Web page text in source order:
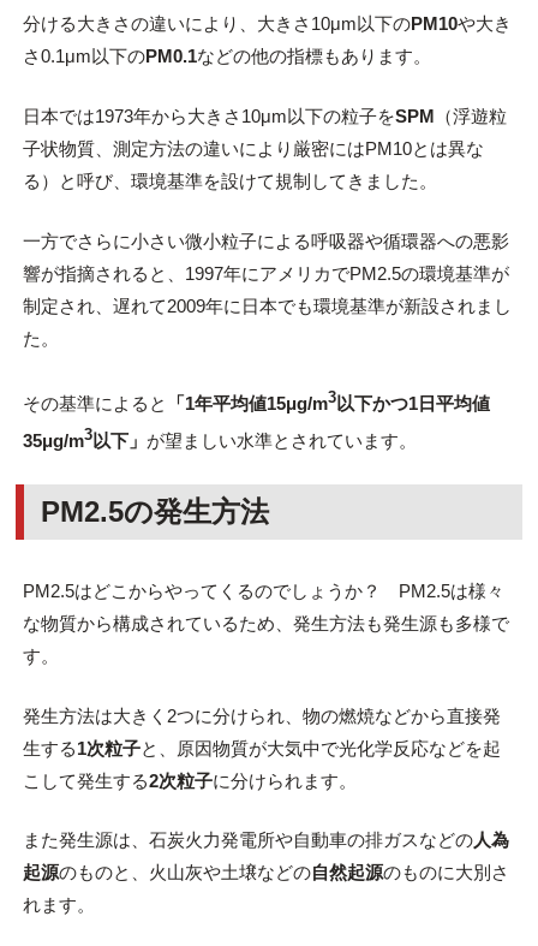
分ける大きさの違いにより、大きさ10μm以下のPM10や大き
さ0.1μm以下のPM0.1などの他の指標もあります。
日本では1973年から大きさ10μm以下の粒子をSPM （浮遊粒
子状物質、測定方法の違いにより厳密にはPM10とは異な
る）と呼び、環境基準を設けて規制してきました。
一方でさらに小さい微小粒子による呼吸器や循環器への悪影
響が指摘されると、1997年にアメリカでPM2.5の環境基準が
制定され、遅れて2009年に日本でも環境基準が新設されまし
た。
その基準によると 「1年平均値15μg/m3以下かつ1日平均値
35μg/m3以下」 が望ましい水準とされています。
PM2.5の発生方法
PM2.5はどこからやってくるのでしょうか？ PM2.5は様々
な物質から構成されているため、発生方法も発生源も多様で
す。
発生方法は大きく2つに分けられ、物の燃焼などから直接発
生する1次粒子と、原因物質が大気中で光化学反応などを起
こして発生する2次粒子に分けられます。
また発生源は、石炭火力発電所や自動車の排ガスなどの人為
起源のものと、火山灰や土壌などの自然起源のものに大別さ
れます。